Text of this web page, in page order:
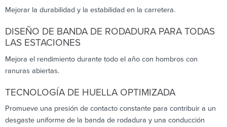
Mejorar la durabilidad y la estabilidad en la carretera.
DISEÑO DE BANDA DE RODADURA PARA TODAS
LAS ESTACIONES
Mejora el rendimiento durante todo el año con hombros con
ranuras abiertas.
TECNOLOGÍA DE HUELLA OPTIMIZADA
Promueve una presión de contacto constante para contribuir a un
desgaste uniforme de la banda de rodadura y una conducción